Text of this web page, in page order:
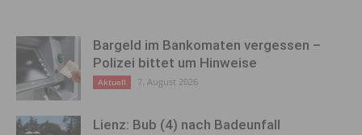
Bargeld im Bankomaten vergessen –
Polizei bittet um Hinweise
Aktuell 7. August 2026
Lienz: Bub (4) nach Badeunfall